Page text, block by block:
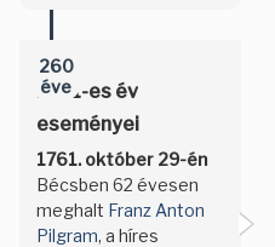
260
éve
1761-es év
eseményei
1761. október 29-én
Bécsben 62 évesen
meghalt Franz Anton
Pilgram, a híres